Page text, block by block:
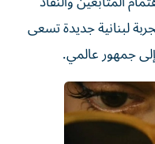
لبنانية جديدة تسعى
جمهور عالمي.